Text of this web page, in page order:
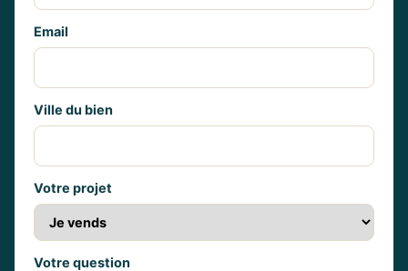
Email
Ville du bien
Votre projet
Votre question